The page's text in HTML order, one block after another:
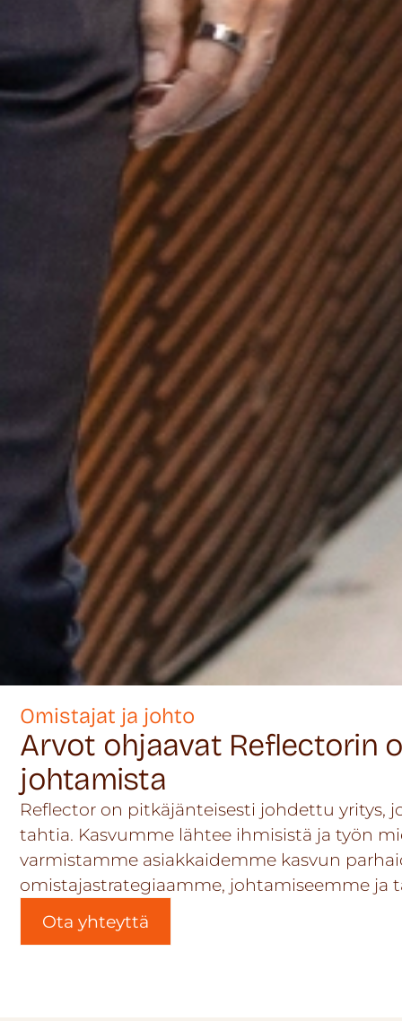
Omistajat ja johto
Arvot ohjaavat Reflectorin
johtamista
Reflector on pitkäjänteisesti johdettu yritys,
tahtia. Kasvumme lähtee ihmisistä ja työn
varmistamme asiakkaidemme kasvun
omistajastrategiaamme, johtamiseemme ja
Ota yhteyttä